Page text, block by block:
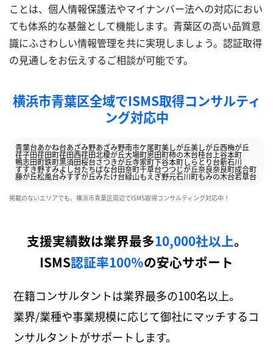
ことは、個人情報保護法やマイナンバー法への対応におい
ても体系的な基盤として機能します。青葉区の高い品質意
識にふさわしい情報管理を共に実現しましょう。認証取得
の見通しをお伝えするご相談が可能です。
横浜市青葉区全域でISMS取得コンサルティ
ング対応中
青葉台あかね台あざみ野あざみ野南市ケ尾町美しが丘美しが丘西梅が丘
荏子田荏田町荏田西荏田北榎が丘大場町恩田町柿の木台桂台 上谷本町
鴨志田町鉄町黒須田桜台さつきが丘寺家町下谷本町しらとり台新石川
すすき野すみよし台たちばな台田奈町千草台つつじが丘奈良奈良町成合町
藤が丘松風台みすずが丘みたけ台緑山もえぎ野元石川町もみの木台若草台
掲載のないエリアでも、横浜市青葉区周辺でISMS取得コンサルティング対応中！
支援実績数は業界最多10,000社以上。
ISMS認証率100％の安心サポート
在籍コンサルタントは業界最多の100名以上。
業界/業種や事業規模に応じて御社にマッチするコ
ンサルタントがサポートします。